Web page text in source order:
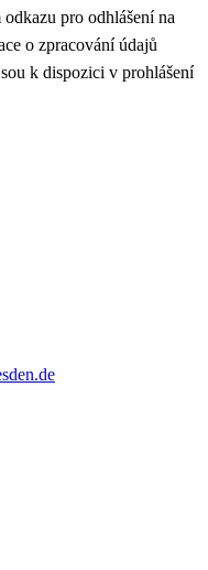
pro odhlášení na
o zpracování údajů
k dispozici v prohlášení